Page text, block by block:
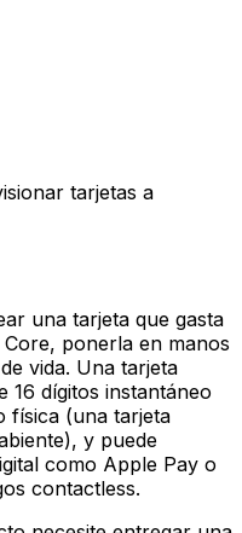
tarjetas a
una tarjeta que gasta
ponerla en manos
vida. Una tarjeta
16 dígitos instantáneo
física (una tarjeta
y puede
como Apple Pay o
contactless.